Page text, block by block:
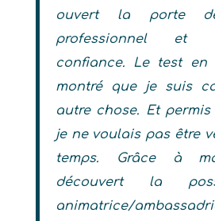
ouvert la porte
professionnel et
confiance. Le test en
montré que je suis
autre chose. Et
je ne voulais pas être
temps. Grâce à
découvert la
animatrice/